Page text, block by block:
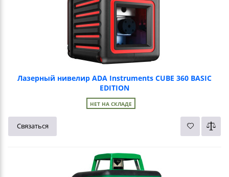
Лазерный нивелир ADA Instruments CUBE 360 BASIC
EDITION
НЕТ НА СКЛАДЕ
Связаться